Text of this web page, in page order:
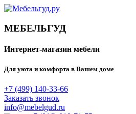
МЕБЕЛЬГУД
Интернет-магазин мебели
Для уюта и комфорта в Вашем доме
+7 (499) 140-33-66
Заказать звонок
info@mebelgud.ru